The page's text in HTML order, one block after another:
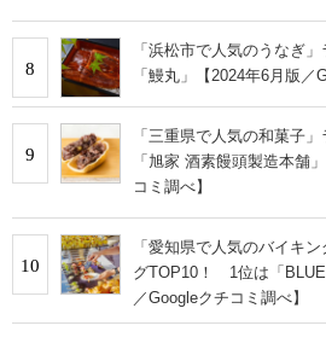
8
「浜松市で人気のうなぎ
「鰻丸」【2024年6月版／
9
「三重県で人気の和菓子
「旭家 酒素饅頭製造本舗
コミ調べ】
10
「愛知県で人気のバイキ
グTOP10！ 1位は「
／Googleクチコミ調べ】